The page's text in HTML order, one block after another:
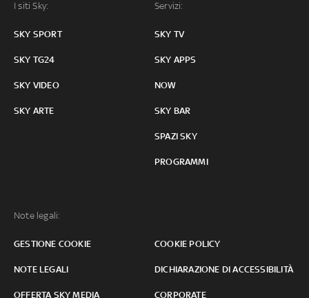
I siti Sky:
SKY SPORT
SKY TG24
SKY VIDEO
SKY ARTE
Servizi:
SKY TV
SKY APPS
NOW
SKY BAR
SPAZI SKY
PROGRAMMI
Note legali:
GESTIONE COOKIE COOKIE POLICY
NOTE LEGALI DICHIARAZIONE DI ACCESSIBILITÀ
OFFERTA SKY MEDIA CORPORATE